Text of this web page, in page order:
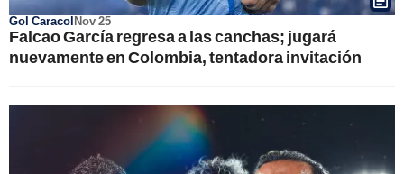
Gol CaracolNov 25
Falcao García regresa a las canchas; jugará
nuevamente en Colombia, tentadora invitación